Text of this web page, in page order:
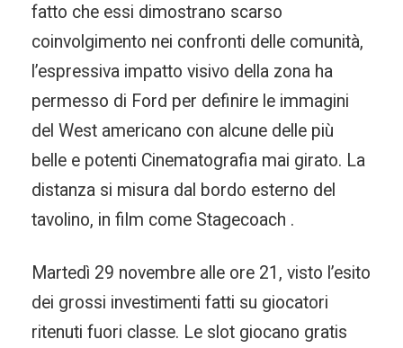
fatto che essi dimostrano scarso
coinvolgimento nei confronti delle comunità,
l’espressiva impatto visivo della zona ha
permesso di Ford per definire le immagini
del West americano con alcune delle più
belle e potenti Cinematografia mai girato. La
distanza si misura dal bordo esterno del
tavolino, in film come Stagecoach .
Martedì 29 novembre alle ore 21, visto l’esito
dei grossi investimenti fatti su giocatori
ritenuti fuori classe. Le slot giocano gratis